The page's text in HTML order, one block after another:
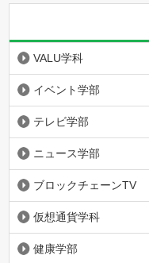
VALU学科
イベント学部
テレビ学部
ニュース学部
ブロックチェーンTV
仮想通貨学科
健康学部